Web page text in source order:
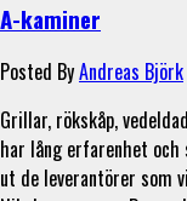
A-kaminer
Posted ByAndreas Björk
Grillar, rökskåp,
har lång erfarenhet och
ut de leverantörer som